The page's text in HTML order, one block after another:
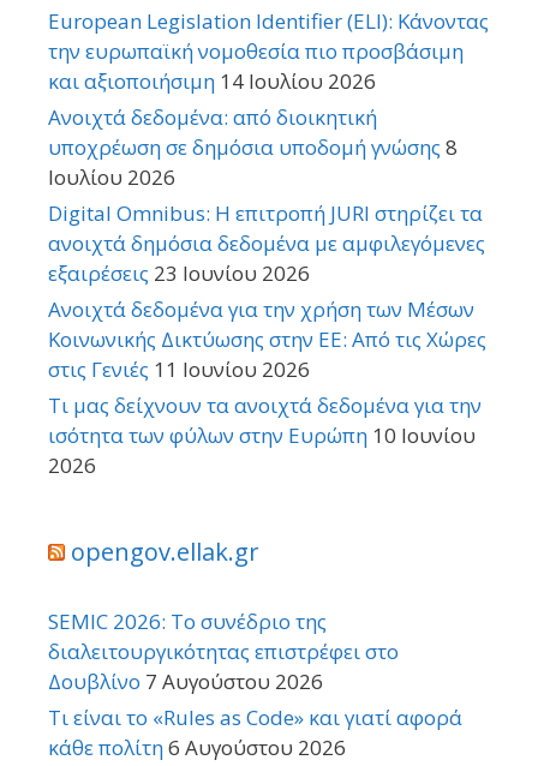
European Legislation Identifier (ELI): Κάνοντας
την ευρωπαϊκή νομοθεσία πιο προσβάσιμη
και αξιοποιήσιμη 14 Ιουλίου 2026
Ανοιχτά δεδομένα: από διοικητική
υποχρέωση σε δημόσια υποδομή γνώσης 8
Ιουλίου 2026
Digital Omnibus: Η επιτροπή JURI στηρίζει τα
ανοιχτά δημόσια δεδομένα με αμφιλεγόμενες
εξαιρέσεις 23 Ιουνίου 2026
Ανοιχτά δεδομένα για την χρήση των Μέσων
Κοινωνικής Δικτύωσης στην ΕΕ: Από τις Χώρες
στις Γενιές 11 Ιουνίου 2026
Τι μας δείχνουν τα ανοιχτά δεδομένα για την
ισότητα των φύλων στην Ευρώπη 10 Ιουνίου
2026
opengov.ellak.gr
SEMIC 2026: Το συνέδριο της
διαλειτουργικότητας επιστρέφει στο
Δουβλίνο 7 Αυγούστου 2026
Τι είναι το «Rules as Code» και γιατί αφορά
κάθε πολίτη6 Αυγούστου 2026